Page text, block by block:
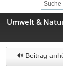
Umwelt &
🔊 Beitrag